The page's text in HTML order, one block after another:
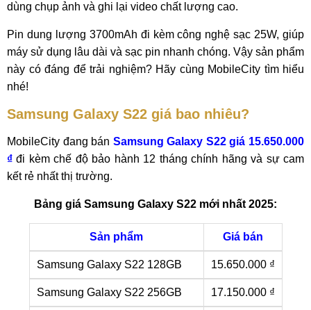
dùng chụp ảnh và ghi lại video chất lượng cao.
Pin dung lượng 3700mAh đi kèm công nghệ sạc 25W, giúp
máy sử dụng lâu dài và sạc pin nhanh chóng. Vậy sản phẩm
này có đáng để trải nghiệm? Hãy cùng MobileCity tìm hiểu
nhé!
Samsung Galaxy S22 giá bao nhiêu?
MobileCity đang bán Samsung Galaxy S22 giá 15.650.000
₫ đi kèm chế độ bảo hành 12 tháng chính hãng và sự cam
kết rẻ nhất thị trường.
Bảng giá Samsung Galaxy S22 mới nhất 2025:
Sản phẩm Giá bán
Samsung Galaxy S22 128GB 15.650.000 ₫
Samsung Galaxy S22 256GB 17.150.000 ₫